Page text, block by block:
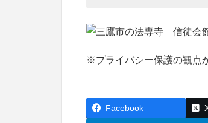
※プライバシー保護の観点
Facebook